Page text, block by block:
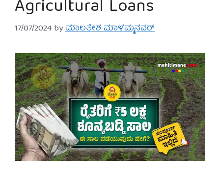
Agricultural Loans
17/07/2024 byಮಾಲತೇಶ ಮಾಳಮ್ಮನವರ್